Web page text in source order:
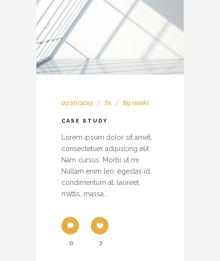
07/10/2013 In Bynaski
CASE STUDY
Lorem ipsum dolor sit amet,
consectetuer adipiscing elit.
Nam cursus. Morbi ut mi.
Nullam enim leo, egestas id,
condimentum at, laoreet
mattis, massa....
0 7